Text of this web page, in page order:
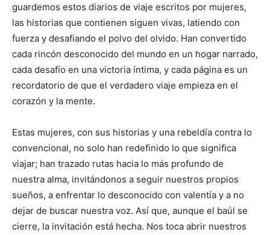
guardemos estos diarios de viaje escritos por mujeres,
las historias que contienen siguen vivas, latiendo con
fuerza y desafiando el polvo del olvido. Han convertido
cada rincón desconocido del mundo en un hogar narrado,
cada desafío en una victoria íntima, y cada página es un
recordatorio de que el verdadero viaje empieza en el
corazón y la mente.
Estas mujeres, con sus historias y una rebeldía contra lo
convencional, no solo han redefinido lo que significa
viajar; han trazado rutas hacia lo más profundo de
nuestra alma, invitándonos a seguir nuestros propios
sueños, a enfrentar lo desconocido con valentía y a no
dejar de buscar nuestra voz. Así que, aunque el baúl se
cierre, la invitación está hecha. Nos toca abrir nuestros